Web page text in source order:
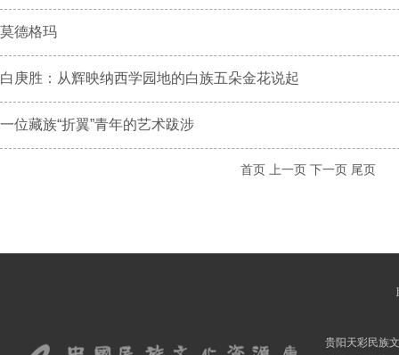
莫德格玛
白庚胜：从辉映纳西学园地的白族五朵金花说起
一位藏族“折翼”青年的艺术跋涉
首页 上一页 下一页 尾页
贵阳天彩民族